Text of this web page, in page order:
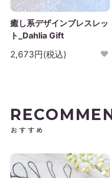
癒し系デザインブレスレッ
ト_Dahlia Gift
2,673円(税込)
おすすめ